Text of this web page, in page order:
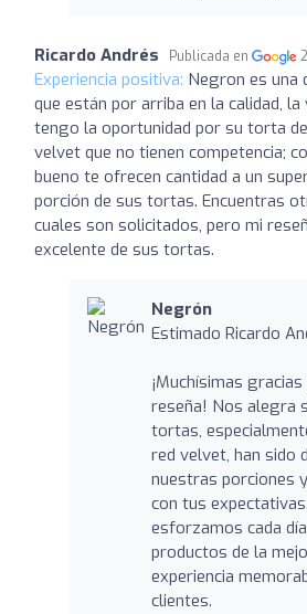
Ricardo Andrés Publicada en
Experiencia positiva: Negron es una
que están por arriba en la calidad,
tengo la oportunidad por su torta
velvet que no tienen competencia;
bueno te ofrecen cantidad a un
porción de sus tortas. Encuentras
cuales son solicitados, pero mi
excelente de sus tortas.
Negrón
Estimado Ricardo
¡Muchísimas
reseña! Nos alegra
tortas,
red velvet, han sido
nuestras porciones
con tus
esforzamos cada
productos de la
experiencia
clientes.